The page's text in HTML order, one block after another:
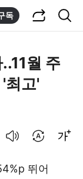
독
월 주
최고'
뛰어